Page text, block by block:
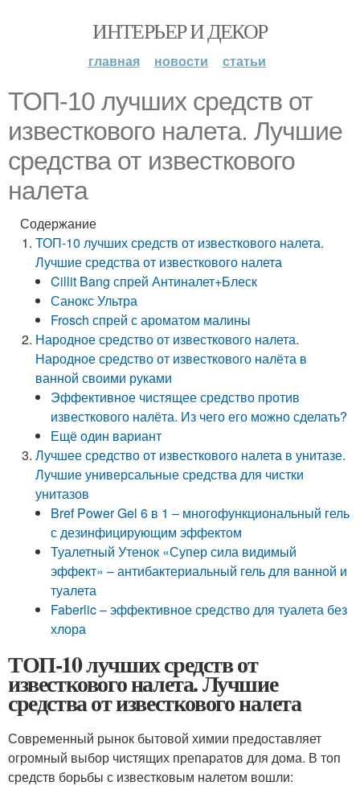
ИНТЕРЬЕР И ДЕКОР
главная новости статьи
ТОП-10 лучших средств от
известкового налета. Лучшие
средства от известкового
налета
Содержание
ТОП-10 лучших средств от известкового налета.
Лучшие средства от известкового налета
Cillit Bang спрей Антиналет+Блеск
Санокс Ультра
Frosch спрей с ароматом малины
Народное средство от известкового налета.
Народное средство от известкового налёта в
ванной своими руками
Эффективное чистящее средство против
известкового налёта. Из чего его можно сделать?
Ещё один вариант
Лучшее средство от известкового налета в унитазе.
Лучшие универсальные средства для чистки
унитазов
Bref Power Gel 6 в 1 – многофункциональный гель
с дезинфицирующим эффектом
Туалетный Утенок «Супер сила видимый
эффект» – антибактериальный гель для ванной и
туалета
Faberlic – эффективное средство для туалета без
хлора
ТОП-10 лучших средств от
известкового налета. Лучшие
средства от известкового налета
Современный рынок бытовой химии предоставляет
огромный выбор чистящих препаратов для дома. В топ
средств борьбы с известковым налетом вошли: